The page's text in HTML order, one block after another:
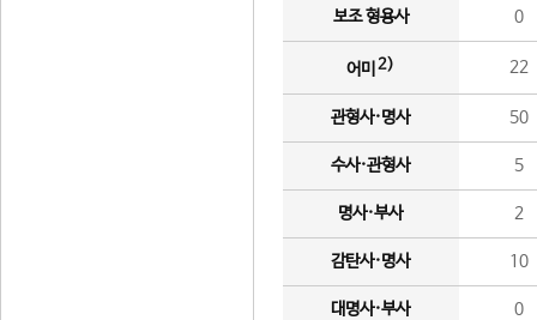
보조 형용사 0
어미 2) 22
관형사·명사 50
수사·관형사 5
명사·부사 2
감탄사·명사 10
대명사·부사 0